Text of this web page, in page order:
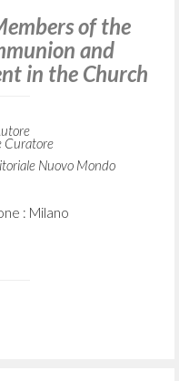
of the
and
in the Church
Curatore
Nuovo Mondo
: Milano